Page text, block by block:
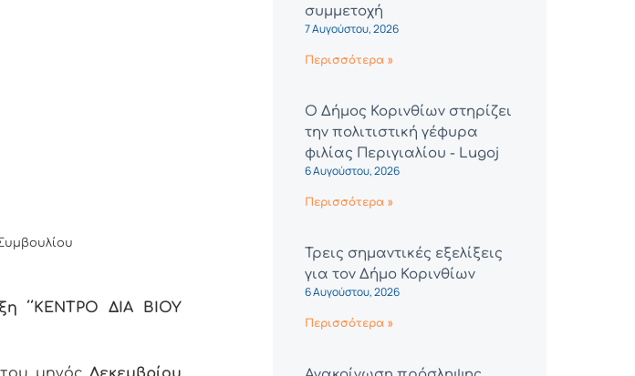
΄΄ΚΕΝΤΡΟ ΔΙΑ ΒΙΟΥ
συμμετοχή
7 Αυγούστου, 2026
Περισσότερα »
Ο Δήμος Κορινθίων στηρίζει
την πολιτιστική γέφυρα
φιλίας Περιγιαλίου - Lugoj
6 Αυγούστου, 2026
Περισσότερα »
Τρεις σημαντικές εξελίξεις
για τον Δήμο Κορινθίων
6 Αυγούστου, 2026
Περισσότερα »